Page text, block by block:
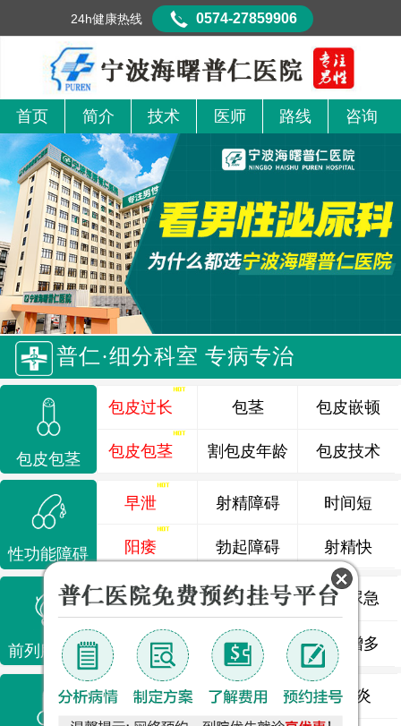
首页 简介 技术 医师 路线 咨询
普仁·细分科室 专病专治
包皮包茎
包皮过长
包皮包茎
包茎
割包皮年龄
包皮嵌顿
包皮技术
性功能障碍
早泄
阳痿
射精障碍
勃起障碍
时间短
射精快
前列腺疾病
前列腺炎 前列腺痛 尿频尿急
前列腺增生 排尿不畅 夜尿增多
龟头炎 睾丸炎 尿道炎
24h健康热线 0574-27859906